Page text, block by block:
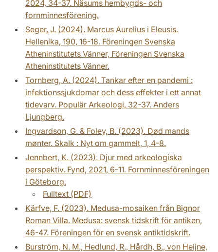
2024, 34-37. Näsums hembygds- och
fornminnesförening.
Seger, J. (2024). Marcus Aurelius i Eleusis.
Hellenika, 190, 16-18. Föreningen Svenska
Atheninstitutets Vänner, Föreningen Svenska
Atheninstitutets Vänner.
Tornberg, A. (2024). Tankar efter en pandemi :
infektionssjukdomar och dess effekter i ett annat
tidevarv. Populär Arkeologi, 32-37. Anders
Ljungberg.
Ingvardson, G. & Foley, B. (2023). Død mands
mønter. Skalk : Nyt om gammelt, 1, 4-8.
Jennbert, K. (2023). Djur med arkeologiska
perspektiv. Fynd, 2021, 6-11. Fornminnesföreningen
i Göteborg.
Fulltext (PDF)
Kärfve, F. (2023). Medusa-mosaiken från Bignor
Roman Villa. Medusa: svensk tidskrift för antiken,
46-47. Föreningen för en svensk antiktidskrift.
Burström, N. M., Hedlund, R., Hårdh, B., von Heijne,